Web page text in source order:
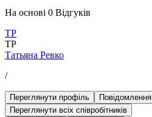
На основі 0 Відгуків
ТР
ТР
Татьяна Ревко
/
Переглянути профіль
Повідомлення
Переглянути всіх співробітників